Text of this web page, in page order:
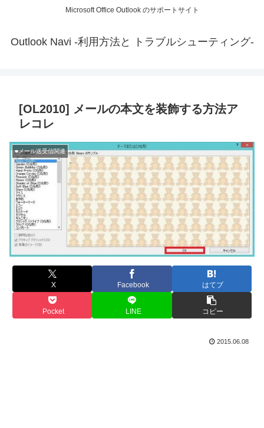
Microsoft Office Outlook のサポートサイト
Outlook Navi -利用方法と トラブルシューティング-
[OL2010] メールの本文を装飾する方法ア
レコレ
■メール送受信関連
X Facebook はてブ
Pocket LINE コピー
2015.06.08